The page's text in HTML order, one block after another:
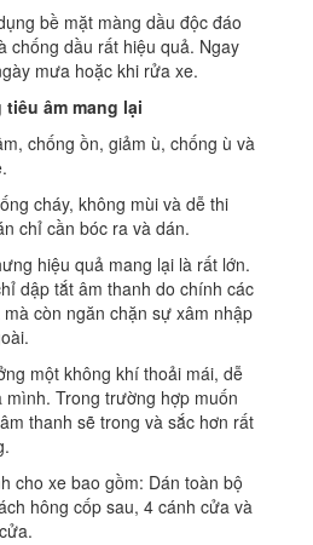
bề mặt màng dầu độc đáo
chống dầu rất hiệu quả. Ngay
mưa hoặc khi rửa xe.
âm mang lại
chống ồn, giảm ù, chống ù và
cháy, không mùi và dễ thi
chỉ cần bóc ra và dán.
hiệu quả mang lại là rất lớn.
dập tắt âm thanh do chính các
còn ngăn chặn sự xâm nhập
một không khí thoải mái, dễ
mình. Trong trường hợp muốn
thanh sẽ trong và sắc hơn rất
cho xe bao gồm: Dán toàn bộ
hông cốp sau, 4 cánh cửa và